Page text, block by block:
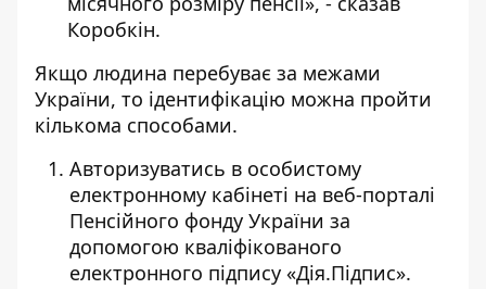
Коробкін.
Якщо людина перебуває за межами
України, то ідентифікацію можна пройти
кількома способами.
Авторизуватись в особистому
електронному кабінеті на веб-порталі
Пенсійного фонду України за
допомогою кваліфікованого
електронного підпису «Дія.Підпис».